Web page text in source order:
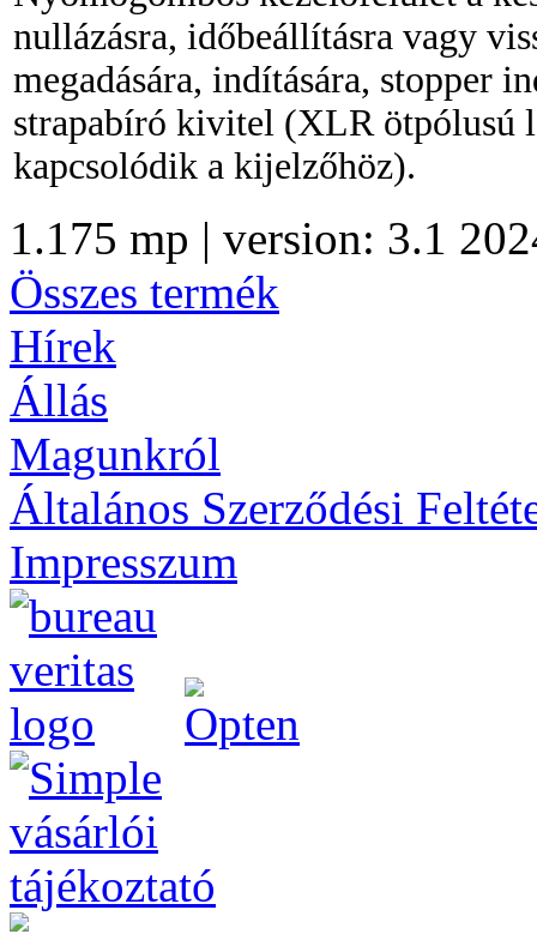
nullázásra, időbeállításra vagy
megadására, indítására, stopper
strapabíró kivitel (XLR ötpólusú
kapcsolódik a kijelzőhöz).
1.175 mp | version: 3.1
Összes termék
Hírek
Állás
Magunkról
Általános Szerződési
Impresszum